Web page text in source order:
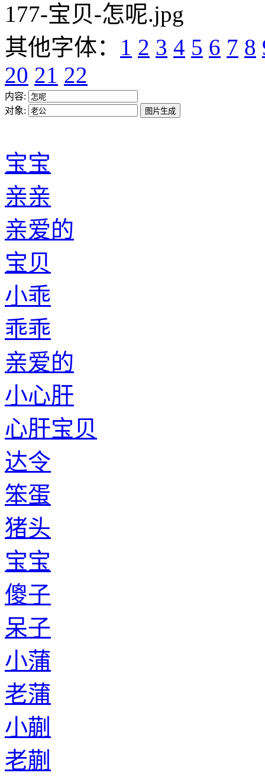
177-宝贝-怎呢.jpg
其他字体： 1 2 3 4 5 6 7 8
20 21 22
内容:
对象:
宝宝
亲亲
亲爱的
宝贝
小乖
乖乖
亲爱的
小心肝
心肝宝贝
达令
笨蛋
猪头
宝宝
傻子
呆子
小蒲
老蒲
小蒯
老蒯